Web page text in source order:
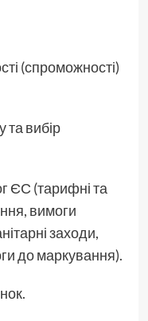
(спроможності)
та вибір
ЄС (тарифні та
вимоги
заходи,
до маркування).